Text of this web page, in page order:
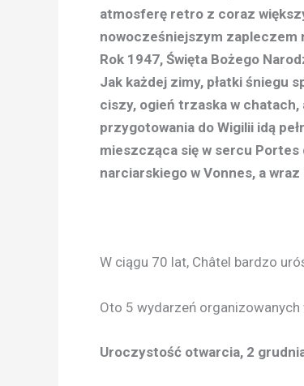
atmosferę retro z coraz
nowocześniejszym zapleczem
Rok 1947, Święta Bożego
Jak każdej zimy, płatki śniegu
ciszy, ogień trzaska w chatach,
przygotowania do Wigilii idą
mieszcząca się w sercu Portes
narciarskiego w Vonnes, a
W ciągu 70 lat, Châtel bardzo
Oto 5 wydarzeń organizowanych
Uroczystość otwarcia, 2